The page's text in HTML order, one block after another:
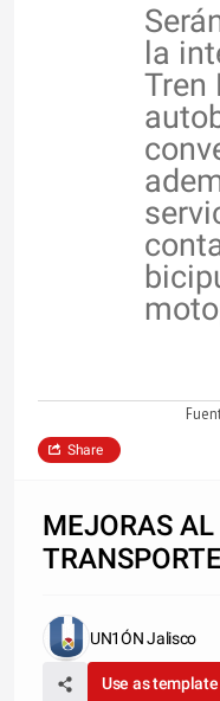
la
Tren
Share
MEJORAS
UN1ÓN Jalisco
Use as template